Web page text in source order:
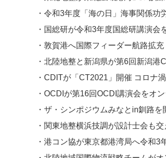
・令和3年度「海の日」海事関係功
・国総研が令和3年度国総研講演会
・敦賀港へ国際フィーダー航路拡
・北陸地整と新潟県が第6回新潟港
・CDITが「CT2021」開催 コロナ
・OCDIが第16回OCDI講演会をオ
・ザ・シンポジウムみなとin釧路を
・関東地整横浜技調が設計士会も
・港コン協が東京都港湾局へ令和3